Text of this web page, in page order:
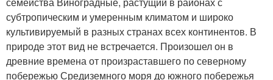
субтропическим и умеренным климатом и широко
культивируемый в разных странах всех континентов. В
природе этот вид не встречается. Произошел он в
древние времена от произраставшего по северному
побережью Средиземного моря до южного побережья